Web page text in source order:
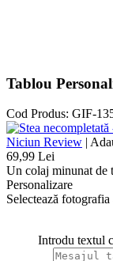
Tablou
Cod Produs: GIF-
Niciun Review |
69,99 Lei
Un colaj minunat de
Personalizare
Selectează
Introdu textul